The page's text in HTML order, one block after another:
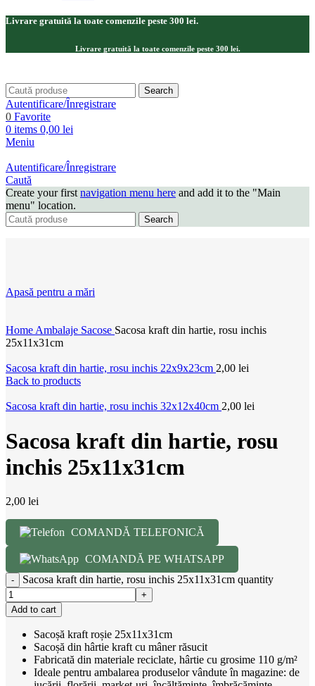
Livrare gratuită la toate comenzile peste 300 lei.
Livrare gratuită la toate comenzile peste 300 lei.
Search
Autentificare/Înregistrare
0 Favorite
0 items 0,00 lei
Meniu
Autentificare/Înregistrare
Caută
Create your first navigation menu here and add it to the "Main
menu" location.
Search
Apasă pentru a mări
Home Ambalaje Sacose Sacosa kraft din hartie, rosu inchis
25x11x31cm
Sacosa kraft din hartie, rosu inchis 22x9x23cm 2,00 lei
Back to products
Sacosa kraft din hartie, rosu inchis 32x12x40cm 2,00 lei
Sacosa kraft din hartie, rosu
inchis 25x11x31cm
2,00 lei
COMANDĂ TELEFONICĂ
COMANDĂ PE WHATSAPP
Sacosa kraft din hartie, rosu inchis 25x11x31cm quantity
Add to cart
Sacoșă kraft roșie 25x11x31cm
Sacoșă din hârtie kraft cu mâner răsucit
Fabricată din materiale reciclate, hârtie cu grosime 110 g/m²
Ideale pentru ambalarea produselor vândute în magazine: de